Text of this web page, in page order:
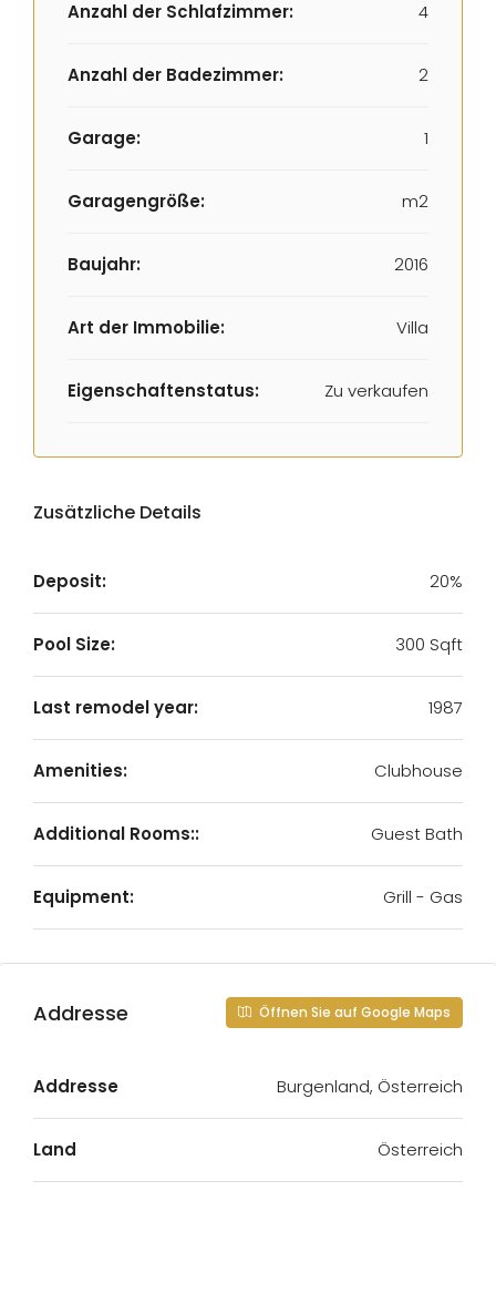
Anzahl der Schlafzimmer: 4
Anzahl der Badezimmer: 2
Garage: 1
Garagengröße: m2
Baujahr: 2016
Art der Immobilie: Villa
Eigenschaftenstatus: Zu verkaufen
Zusätzliche Details
Deposit: 20%
Pool Size: 300 Sqft
Last remodel year: 1987
Amenities: Clubhouse
Additional Rooms:: Guest Bath
Equipment: Grill - Gas
Addresse Öffnen Sie auf Google Maps
Addresse Burgenland, Österreich
Land Österreich